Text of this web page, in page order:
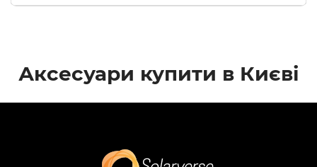
Аксесуари купити в Києві